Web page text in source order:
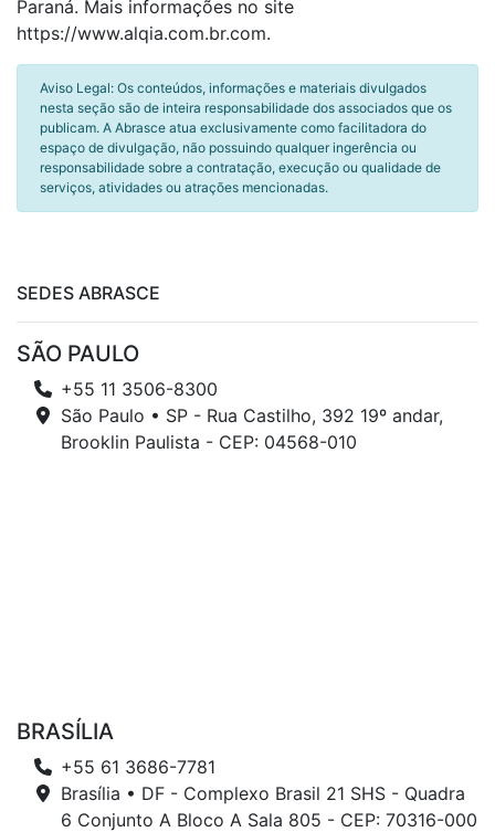
Paraná. Mais informações no site
https://www.alqia.com.br.com.
Aviso Legal: Os conteúdos, informações e materiais divulgados
nesta seção são de inteira responsabilidade dos associados que os
publicam. A Abrasce atua exclusivamente como facilitadora do
espaço de divulgação, não possuindo qualquer ingerência ou
responsabilidade sobre a contratação, execução ou qualidade de
serviços, atividades ou atrações mencionadas.
SEDES ABRASCE
SÃO PAULO
+55 11 3506-8300
São Paulo • SP - Rua Castilho, 392 19º andar,
Brooklin Paulista - CEP: 04568-010
BRASÍLIA
+55 61 3686-7781
Brasília • DF - Complexo Brasil 21 SHS - Quadra
6 Conjunto A Bloco A Sala 805 - CEP: 70316-000